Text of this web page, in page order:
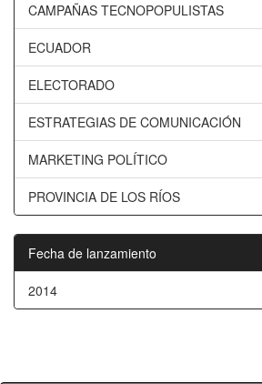
CAMPAÑAS TECNOPOPULISTAS
ECUADOR
ELECTORADO
ESTRATEGIAS DE COMUNICACIÓN
MARKETING POLÍTICO
PROVINCIA DE LOS RÍOS
Fecha de lanzamiento
2014